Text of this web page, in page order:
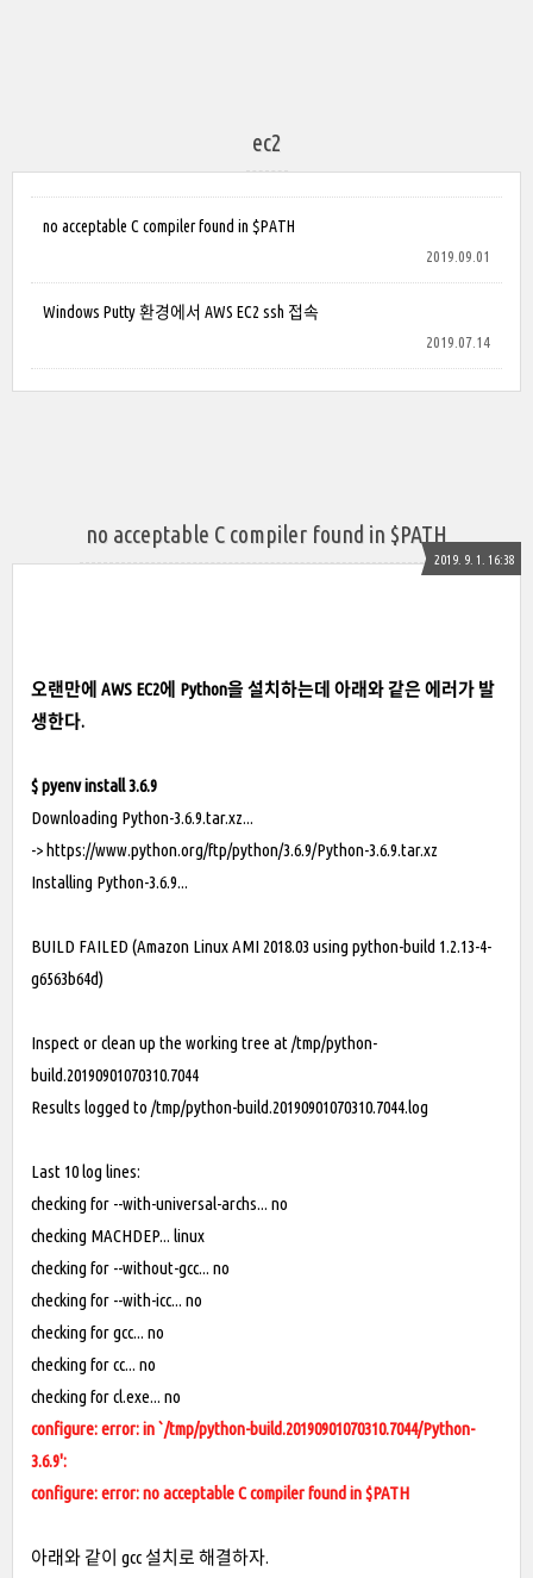
ec2
no acceptable C compiler found in $PATH
2019.09.01
Windows Putty 환경에서 AWS EC2 ssh 접속
2019.07.14
no acceptable C compiler found in $PATH
2019. 9. 1. 16:38
오랜만에 AWS EC2에 Python을 설치하는데 아래와 같은 에러가 발
생한다.
$ pyenv install 3.6.9
Downloading Python-3.6.9.tar.xz...
->https://www.python.org/ftp/python/3.6.9/Python-3.6.9.tar.xz
Installing Python-3.6.9...
BUILD FAILED (Amazon Linux AMI 2018.03 using python-build 1.2.13-4-
g6563b64d)
Inspect or clean up the working tree at /tmp/python-
build.20190901070310.7044
Results logged to /tmp/python-build.20190901070310.7044.log
Last 10 log lines:
checking for --with-universal-archs... no
checking MACHDEP... linux
checking for --without-gcc... no
checking for --with-icc... no
checking for gcc... no
checking for cc... no
checking forcl.exe... no
configure: error: in `/tmp/python-build.20190901070310.7044/Python-
3.6.9':
configure: error: no acceptable C compiler found in $PATH
아래와 같이 gcc 설치로 해결하자.